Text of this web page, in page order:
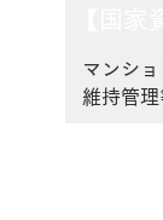
マンシ
維持管